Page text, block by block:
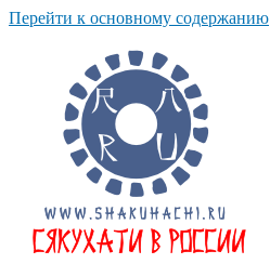
Перейти к основному содержанию